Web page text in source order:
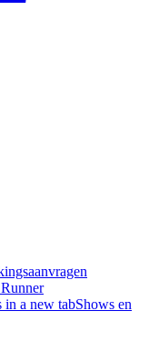
in a new tabShows en